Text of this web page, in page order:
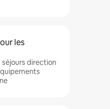
les
direction